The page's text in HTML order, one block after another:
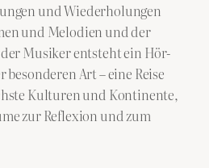
und Wiederholungen
und Melodien und der
Musiker entsteht ein Hör-
Art – eine Reise
Kulturen und Kontinente,
zur Reflexion und zum